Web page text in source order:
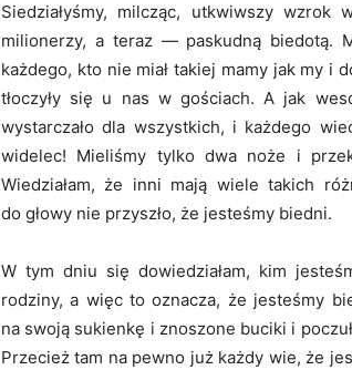
Siedziałyśmy, milcząc, utkwiwszy wzrok
milionerzy, a teraz — paskudną biedotą.
każdego, kto nie miał takiej mamy jak my i
tłoczyły się u nas w gościach. A jak
wystarczało dla wszystkich, i każdego
widelec! Mieliśmy tylko dwa noże i
Wiedziałam, że inni mają wiele takich
do głowy nie przyszło, że jesteśmy biedni.
W tym dniu się dowiedziałam, kim
rodziny, a więc to oznacza, że jesteśmy
na swoją sukienkę i znoszone buciki i
Przecież tam na pewno już każdy wie, że